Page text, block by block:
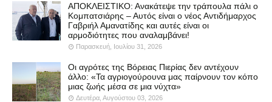
ΑΠΟΚΛΕΙΣΤΙΚΟ: Ανακάτεψε την τράπουλα πάλι ο
Κομπατσιάρης – Αυτός είναι ο νέος Αντιδήμαρχος
Γαβριήλ Αμανατίδης και αυτές είναι οι
αρμοδιότητες που αναλαμβάνει!
Παρασκευή, Ιουλίου 31, 2026
Οι αγρότες της Βόρειας Πιερίας δεν αντέχουν
άλλο: «Τα αγριογούρουνα μας παίρνουν τον κόπο
μιας ζωής μέσα σε μια νύχτα»
Δευτέρα, Αυγούστου 03, 2026